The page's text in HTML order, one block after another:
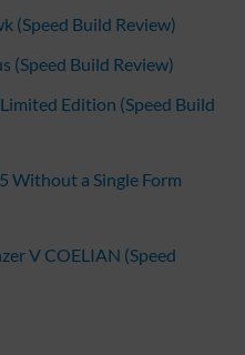
(Speed Build Review)
(Speed Build Review)
Edition (Speed Build
Without a Single Form
V COELIAN (Speed